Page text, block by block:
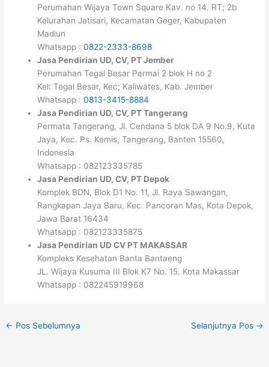
Perumahan Wijaya Town Square Kav. no 14. RT; 2b
Kelurahan Jatisari, Kecamatan Geger, Kabupaten
Madiun
Whatsapp :0822-2333-8698
Jasa Pendirian UD, CV, PT Jember
Perumahan Tegal Besar Permai 2 blok H no 2
Kel: Tegal Besar, Kec; Kaliwates, Kab. Jember
Whatsapp :0813-3415-8884
Jasa Pendirian UD, CV, PT Tangerang
Permata Tangerang, Jl. Cendana 5 blok DA 9 No.9, Kuta
Jaya, Kec. Ps. Kemis, Tangerang, Banten 15560,
Indonesia
Whatsapp : 082123335785
Jasa Pendirian UD, CV, PT Depok
Komplek BDN, Blok D1 No. 11, Jl. Raya Sawangan,
Rangkapan Jaya Baru, Kec. Pancoran Mas, Kota Depok,
Jawa Barat 16434
Whatsapp : 082123335875
Jasa Pendirian UD CV PT MAKASSAR
Kompleks Kesehatan Banta Bantaeng
JL. Wijaya Kusuma III Blok K7 No. 15. Kota Makassar
Whatsapp : 082245919968
← Pos Sebelumnya Selanjutnya Pos →